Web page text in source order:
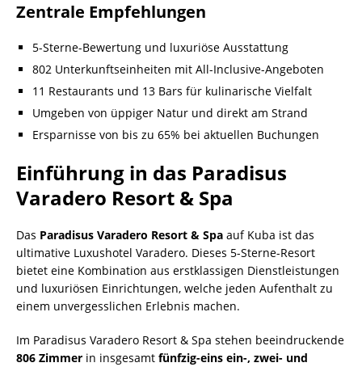
Zentrale Empfehlungen
5-Sterne-Bewertung und luxuriöse Ausstattung
802 Unterkunftseinheiten mit All-Inclusive-Angeboten
11 Restaurants und 13 Bars für kulinarische Vielfalt
Umgeben von üppiger Natur und direkt am Strand
Ersparnisse von bis zu 65% bei aktuellen Buchungen
Einführung in das Paradisus
Varadero Resort & Spa
Das Paradisus Varadero Resort & Spa auf Kuba ist das
ultimative Luxushotel Varadero. Dieses 5-Sterne-Resort
bietet eine Kombination aus erstklassigen Dienstleistungen
und luxuriösen Einrichtungen, welche jeden Aufenthalt zu
einem unvergesslichen Erlebnis machen.
Im Paradisus Varadero Resort & Spa stehen beeindruckende
806 Zimmer in insgesamt fünfzig-eins ein-, zwei- und